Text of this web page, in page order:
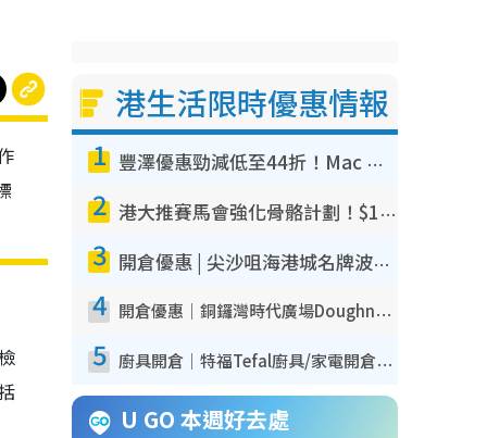
港生活限時優惠情報
1 豐澤優惠勁減低至44折！Mac mini/iPhone17Pro大減價！廚房家電$220起
2 港大推賽馬會強化骨骼計劃！$100骨質密度X光檢查 完成免費運動訓練送超市禮券！附參加資格
3 開倉優惠 | 尖沙咀海港城名牌波鞋開倉低至1折！On鞋$899起／Joy&Peace鞋履$98起
4 開倉優惠｜銅鑼灣時代廣場Doughnut/Campo Marzio開倉低至1折！背囊、書包、手袋劈價$200起
5 廚具開倉｜特福Tefal廚具/家電開倉低至3折！$220起買平底鍋/炒鑊/湯煲！電飯煲/吸塵機/燙斗$418起
U GO 本週好去處